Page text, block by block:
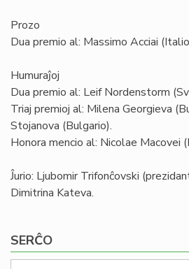
Prozo
Dua premio al: Massimo Acciai
Humuraĵoj
Dua premio al: Leif Nordenstorm
Triaj premioj al: Milena Georgieva
Stojanova (Bulgario).
Honora mencio al: Nicolae Macovei
Ĵurio: Ljubomir Trifonĉovski
Dimitrina Kateva.
SERĈO